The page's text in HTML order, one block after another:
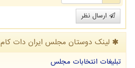
ارسال نظر
لینک دوستان مجلس ایران دات كام
تبلیغات انتخابات مجلس